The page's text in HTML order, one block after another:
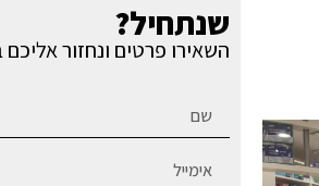
שנתחיל?
השאירו פרטים ונחזור